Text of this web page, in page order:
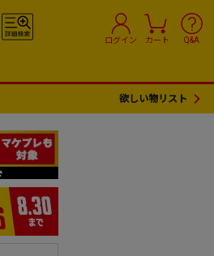
ログイン カート Q&A
欲しい物リスト